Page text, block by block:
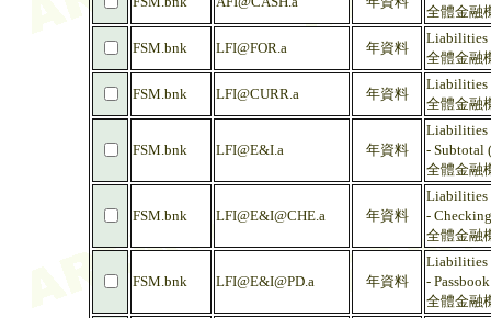
全體金融
FSM.bnk LFI@FOR.a 年資料
Liabilities
全體金融
FSM.bnk LFI@CURR.a 年資料
Liabilities
全體金融
FSM.bnk LFI@E&I.a 年資料
Liabilities
- Subtotal
全體金融
FSM.bnk LFI@E&I@CHE.a 年資料
Liabilities
-
全體金融
FSM.bnk LFI@E&I@PD.a 年資料
Liabilities
-
全體金融